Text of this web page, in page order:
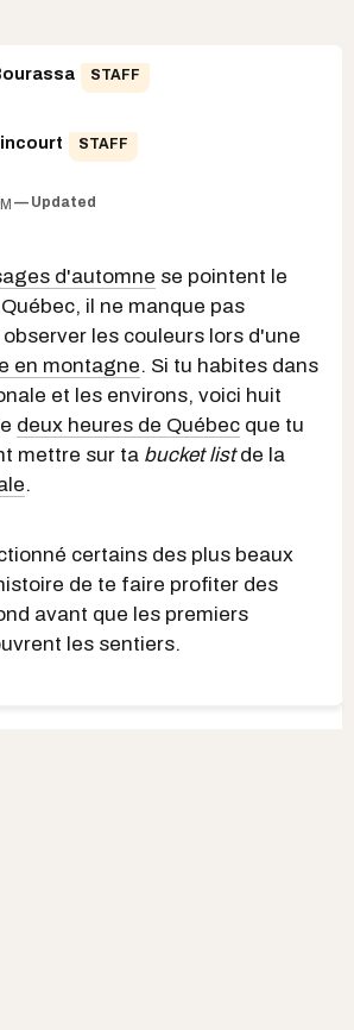
STAFF
STAFF
Updated
d'automne se pointent le
il ne manque pas
les couleurs lors d'une
en montagne. Si tu habites dans
et les environs, voici huit
deux heures de Québec que tu
mettre sur ta bucket listde la
.
certains des plus beaux
de te faire profiter des
avant que les premiers
les sentiers.